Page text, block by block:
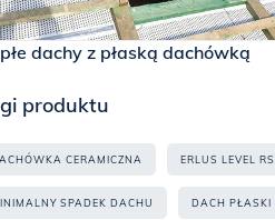
dachy z płaską dachówką
produktu
CERAMICZNA ERLUS LEVEL RS
SPADEK DACHU DACH PŁASKI